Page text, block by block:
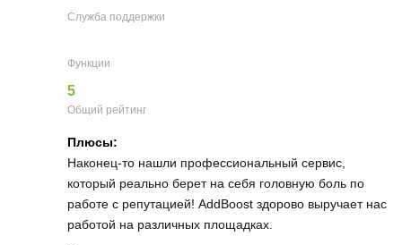
Служба поддержки
Функции
5
Общий рейтинг
Плюсы:
Наконец-то нашли профессиональный сервис,
который реально берет на себя головную боль по
работе с репутацией! AddBoost здорово выручает нас
работой на различных площадках.